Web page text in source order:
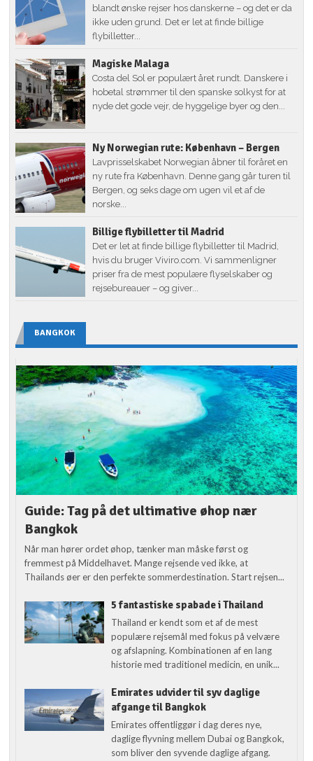
blandt ønske rejser hos danskerne – og det er da
ikke uden grund. Det er let at finde billige
flybilletter...
Magiske Malaga
Costa del Sol er populært året rundt. Danskere i
hobetal strømmer til den spanske solkyst for at
nyde det gode vejr, de hyggelige byer og den...
Ny Norwegian rute: København – Bergen
Lavprisselskabet Norwegian åbner til foråret en
ny rute fra København. Denne gang går turen til
Bergen, og seks dage om ugen vil et af de
norske...
Billige flybilletter til Madrid
Det er let at finde billige flybilletter til Madrid,
hvis du bruger Viviro.com. Vi sammenligner
priser fra de mest populære flyselskaber og
rejsebureauer – og giver...
BANGKOK
Guide: Tag på det ultimative øhop nær
Bangkok
Når man hører ordet øhop, tænker man måske først og
fremmest på Middelhavet. Mange rejsende ved ikke, at
Thailands øer er den perfekte sommerdestination. Start rejsen...
5 fantastiske spabade i Thailand
Thailand er kendt som et af de mest
populære rejsemål med fokus på velvære
og afslapning. Kombinationen af en lang
historie med traditionel medicin, en unik...
Emirates udvider til syv daglige
afgange til Bangkok
Emirates offentliggør i dag deres nye,
daglige flyvning mellem Dubai og Bangkok,
som bliver den syvende daglige afgang.